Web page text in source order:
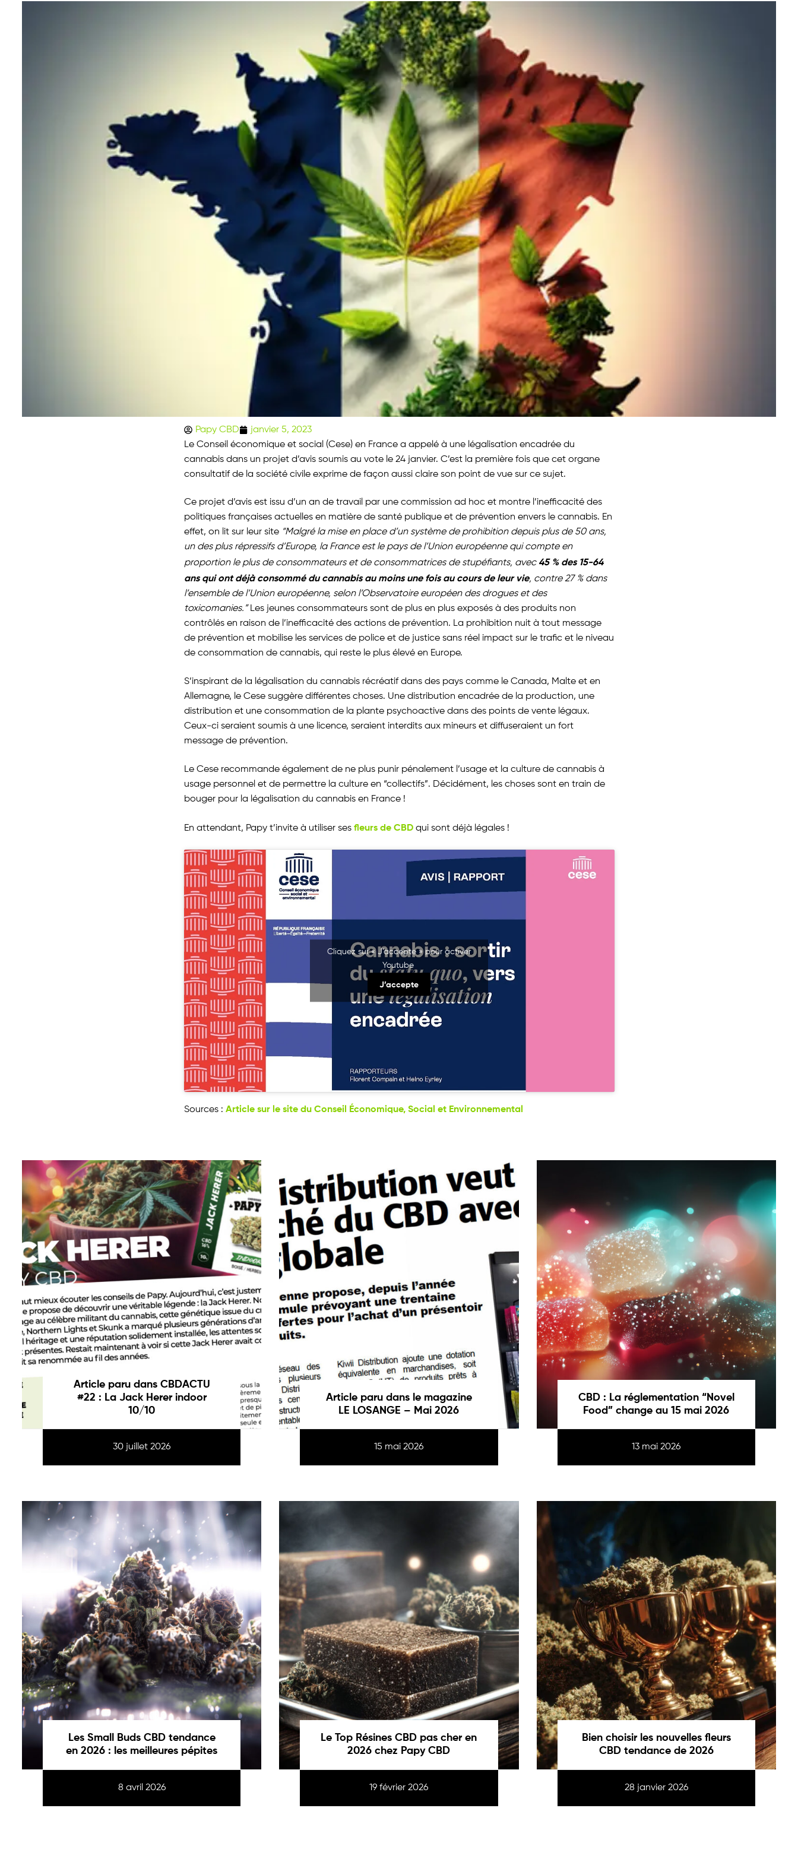
Papy CBD
janvier 5, 2023
Le Conseil économique et social (Cese) en France a appelé à une légalisation encadrée du
cannabis dans un projet d’avis soumis au vote le 24 janvier. C’est la première fois que cet organe
consultatif de la société civile exprime de façon aussi claire son point de vue sur ce sujet.
Ce projet d’avis est issu d’un an de travail par une commission ad hoc et montre l’inefficacité des
politiques françaises actuelles en matière de santé publique et de prévention envers le cannabis. En
effet, on lit sur leur site “Malgré la mise en place d’un système de prohibition depuis plus de 50 ans,
un des plus répressifs d’Europe, la France est le pays de l’Union européenne qui compte en
proportion le plus de consommateurs et de consommatrices de stupéfiants, avec 45 % des 15-64
ans qui ont déjà̀ consommé du cannabis au moins une fois au cours de leur vie, contre 27 % dans
l’ensemble de l’Union européenne, selon l’Observatoire européen des drogues et des
toxicomanies.”Les jeunes consommateurs sont de plus en plus exposés à des produits non
contrôlés en raison de l’inefficacité des actions de prévention. La prohibition nuit à tout message
de prévention et mobilise les services de police et de justice sans réel impact sur le trafic et le niveau
de consommation de cannabis, qui reste le plus élevé en Europe.
S’inspirant de la légalisation du cannabis récréatif dans des pays comme le Canada, Malte et en
Allemagne, le Cese suggère différentes choses. Une distribution encadrée de la production, une
distribution et une consommation de la plante psychoactive dans des points de vente légaux.
Ceux-ci seraient soumis à une licence, seraient interdits aux mineurs et diffuseraient un fort
message de prévention.
Le Cese recommande également de ne plus punir pénalement l’usage et la culture de cannabis à
usage personnel et de permettre la culture en “collectifs”. Décidément, les choses sont en train de
bouger pour la légalisation du cannabis en France !
En attendant, Papy t’invite à utiliser ses fleurs de CBD qui sont déjà légales !
Cliquez sur « J’accepte » pour activer
Youtube
J’accepte
Sources : Article sur le site du Conseil Économique, Social et Environnemental
Article paru dans CBDACTU
#22 : La Jack Herer indoor
10/10
30 juillet 2026
Article paru dans le magazine
LE LOSANGE – Mai 2026
15 mai 2026
CBD : La réglementation “Novel
Food” change au 15 mai 2026
13 mai 2026
Les Small Buds CBD tendance
en 2026 : les meilleures pépites
8 avril 2026
Le Top Résines CBD pas cher en
2026 chez Papy CBD
19 février 2026
Bien choisir les nouvelles fleurs
CBD tendance de 2026
28 janvier 2026